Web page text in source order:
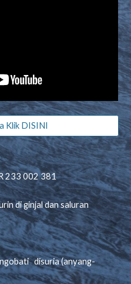
Klik DISINI
233 002 381
di ginjal dan saluran
disuria (anyang-